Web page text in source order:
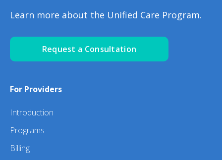
Learn more about the Unified Care Program.
Request a Consultation
For Providers
Introduction
Programs
Billing